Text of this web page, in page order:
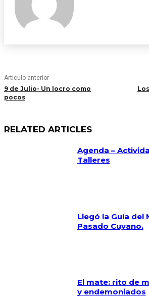
Artículo anterior
9 de Julio- Un locro como
pocos
RELATED ARTICLES
Agenda –
Talleres
Llegó la Guía del
Pasado Cuyano.
El mate: rito de
y endemoniados